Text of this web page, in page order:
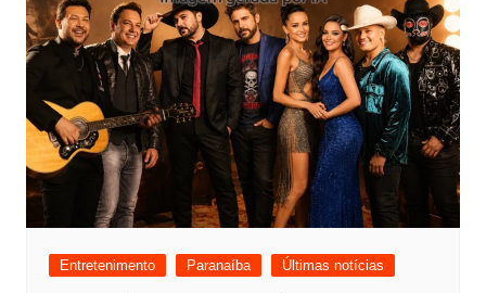
Entretenimento Paranaíba Últimas notícias